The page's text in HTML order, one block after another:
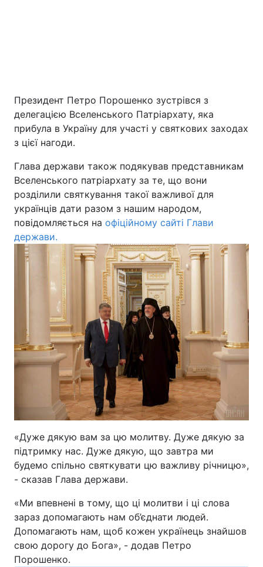
Київ Львів
Дніпро Харків
Одеса
Спорт Наука
Техно і зв'язок
Інциденти
Здоров'я Туризм
Цікавинки Погода
Відео з Youtube Статті
Думки
Архів Вакансії
Контакти
Реклама на сайті Фотобанк
Моніторинг
Президент Петро Порошенко зустрівся з
делегацією Вселенського Патріархату, яка
прибула в Україну для участі у святкових заходах
з цієї нагоди.
Глава держави також подякував представникам
Вселенського патріархату за те, що вони
розділили святкування такої важливої для
українців дати разом з нашим народом,
повідомляється на офіційному сайті Глави
держави.
«Дуже дякую вам за цю молитву. Дуже дякую за
підтримку нас. Дуже дякую, що завтра ми
будемо спільно святкувати цю важливу річницю»,
- сказав Глава держави.
«Ми впевнені в тому, що ці молитви і ці слова
зараз допомагають нам об’єднати людей.
Допомагають нам, щоб кожен українець знайшов
свою дорогу до Бога», - додав Петро
Порошенко.